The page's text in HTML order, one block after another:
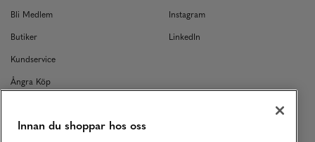
Bli Medlem
Butiker
Kundservice
Ångra Köp
Returer
Instagram
LinkedIn
Innan du shoppar hos oss